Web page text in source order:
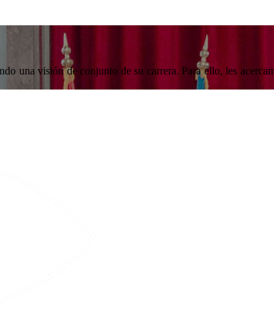
una visión de conjunto de su carrera. Para ello, les